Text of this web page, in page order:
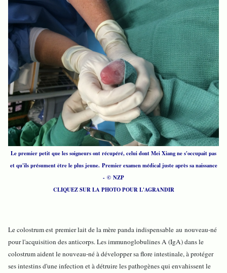
Le premier petit que les soigneurs ont récupéré, celui dont Mei Xiang ne s'occupait pas
et qu'ils présument être le plus jeune. Premier examen médical juste après sa naissance
- © NZP
CLIQUEZ SUR LA PHOTO POUR L'AGRANDIR
Le colostrum est premier lait de la mère panda indispensable au nouveau-né
pour l'acquisition des anticorps. Les immunoglobulines A (IgA) dans le
colostrum aident le nouveau-né à développer sa flore intestinale, à protéger
ses intestins d'une infection et à détruire les pathogènes qui envahissent le